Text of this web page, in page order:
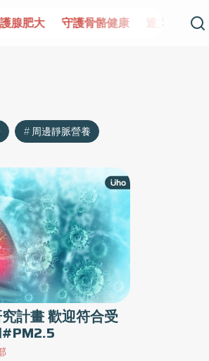
腺肥大 守護骨骼健康 達文西手術
周邊靜脈營養
計畫 歡迎符合受